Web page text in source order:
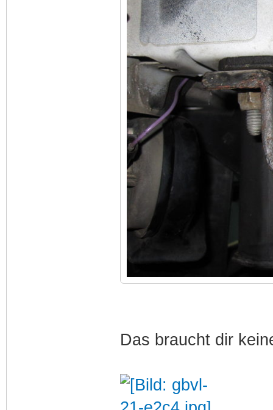
Das braucht dir